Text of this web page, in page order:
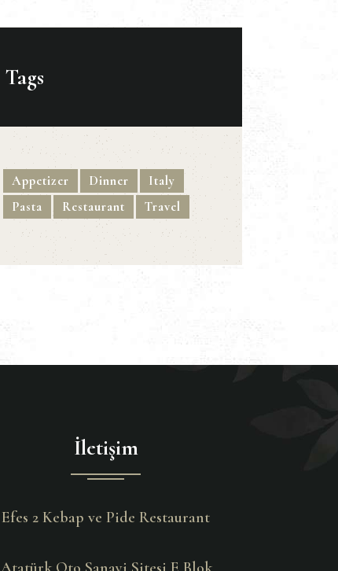
Tags
Appetizer Dinner
Italy
Pasta
Restaurant Travel
İletişim
Efes 2 Kebap ve Pide Restaurant